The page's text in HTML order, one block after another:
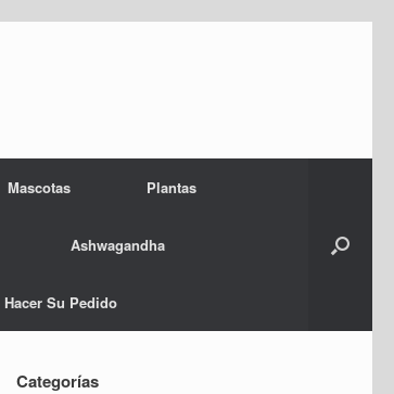
Mascotas Plantas
Ashwagandha
Su Pedido
Categorías